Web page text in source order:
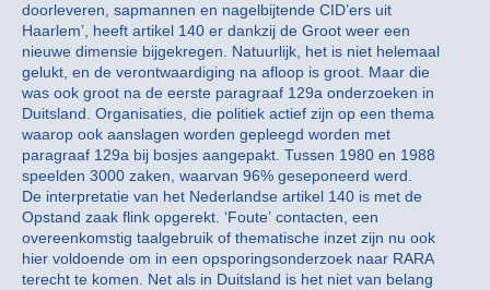
doorleveren, sapmannen en nagelbijtende CID’ers uit
Haarlem’, heeft artikel 140 er dankzij de Groot weer een
nieuwe dimensie bijgekregen. Natuurlijk, het is niet helemaal
gelukt, en de verontwaardiging na afloop is groot. Maar die
was ook groot na de eerste paragraaf 129a onderzoeken in
Duitsland. Organisaties, die politiek actief zijn op een thema
waarop ook aanslagen worden gepleegd worden met
paragraaf 129a bij bosjes aangepakt. Tussen 1980 en 1988
speelden 3000 zaken, waarvan 96% geseponeerd werd.
De interpretatie van het Nederlandse artikel 140 is met de
Opstand zaak flink opgerekt. ‘Foute’ contacten, een
overeenkomstig taalgebruik of thematische inzet zijn nu ook
hier voldoende om in een opsporingsonderzoek naar RARA
terecht te komen. Net als in Duitsland is het niet van belang